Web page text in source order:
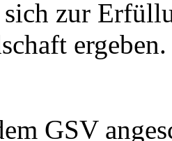
zur
ergeben.
GSV